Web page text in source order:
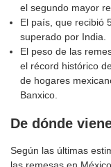
el segundo mayor
El país, que recibió
superado por India.
El peso de las
el récord histórico
de hogares
Banxico.
De dónde
Según las últimas